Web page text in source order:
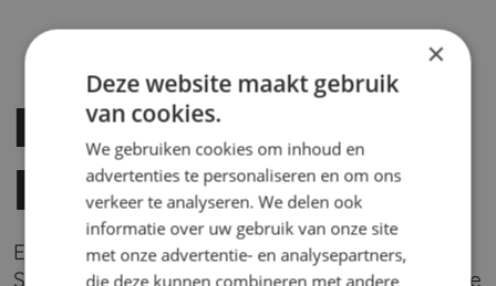
Harde vloer laten
leggen
Een harde vloer laten leggen doet u bij JM
Stoffering in Breda. Wij verzorgen het complete
×
Deze website maakt gebruik
van cookies.
We gebruiken cookies om inhoud en
advertenties te personaliseren en om ons
verkeer te analyseren. We delen ook
informatie over uw gebruik van onze site
met onze advertentie- en analysepartners,
die deze kunnen combineren met andere